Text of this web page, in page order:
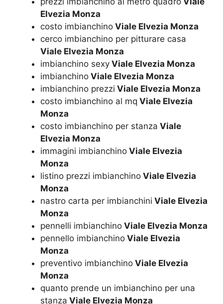
Elvezia Monza
costo imbianchino Viale Elvezia Monza
cerco imbianchino per pitturare casa
Viale Elvezia Monza
imbianchino sexy Viale Elvezia Monza
imbianchino Viale Elvezia Monza
imbianchino prezzi Viale Elvezia Monza
costo imbianchino al mq Viale Elvezia
Monza
costo imbianchino per stanza Viale
Elvezia Monza
immagini imbianchino Viale Elvezia
Monza
listino prezzi imbianchino Viale Elvezia
Monza
nastro carta per imbianchini Viale Elvezia
Monza
pennelli imbianchino Viale Elvezia Monza
pennello imbianchino Viale Elvezia
Monza
preventivo imbianchino Viale Elvezia
Monza
quanto prende un imbianchino per una
stanza Viale Elvezia Monza